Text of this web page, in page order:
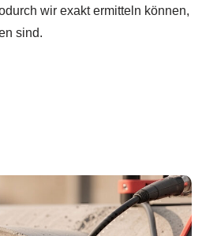
wir exakt ermitteln können,
sind.